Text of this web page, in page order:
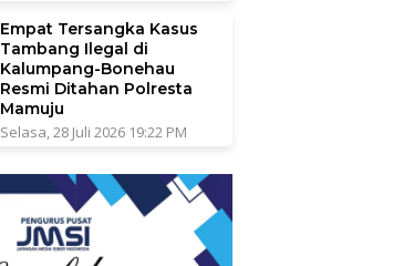
Empat Tersangka Kasus
Tambang Ilegal di
Kalumpang-Bonehau
Resmi Ditahan Polresta
Mamuju
Selasa, 28 Juli 2026 19:22 PM